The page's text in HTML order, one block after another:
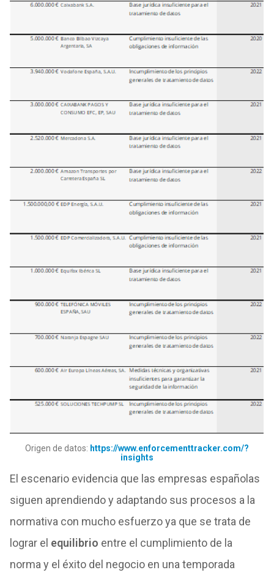
Origen de datos: https://www.enforcementtracker.com/?
insights
El escenario evidencia que las empresas españolas
siguen aprendiendo y adaptando sus procesos a la
normativa con mucho esfuerzo ya que se trata de
lograr el equilibrio entre el cumplimiento de la
norma y el éxito del negocio en una temporada